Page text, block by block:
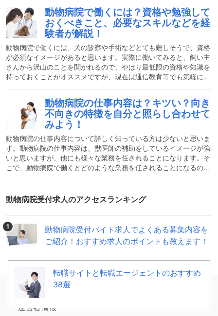
動物病院受付求人のアクセスランキング
1
動物病院受付バイト求人でよくある募集内容を
ご紹介！おすすめ求人のポイントも教えます！
物病院のアルバイトでは、どのような業務があるのかや、給料事
情、おすすめの求人ポイントなどを紹介していきます。ぜひ参考に
してみてください。動物病院バイトの仕事内容とは？動物病院のア
ルバイトの内容は受付や獣医師の補助が主な仕事になります。動物
病院アルバイトと書かれている場合でも受付の仕事を任されること
が
動物病院で働くには？資格や勉強して
おくべきこと、必要なスキルなどを経
験者が解説！
動物病院で働くには、犬の診察や手術などとても難しそうで、資格
が必須なイメージがあると思います。実際に働いてみると、飼い主
さんから沢山のことを聞かれるので、やはり最低限の資格や知識を
持っておくことがオススメですが、現在は通信教育等でも気軽に資
類のものを習得すればいいのでしょうか。今回は経験者の私が必要
だと感じた資格や知識を紹介します。動物病院の仕事ってどんな仕
事？動物病院の仕事は雑用が多く、主に掃除や獣医師の補助、受付
等が主な仕事になります。法律では、獣医師の資格を持っていない
人間が病気の断定をすることが禁止されています。その為、獣医師
動物病院の仕事内容は？キツい？向き
不向きの特徴を自分と照らし合わせて
みよう！
動物病院の仕事内容について詳しく知っている方は少ないと思いま
す。動物病院の仕事内容は、獣医師の補助をしているイメージが強
いと思いますが、他にも様々な業務を任されることになります。そ
こで、動物病院で働くとどのような業務を任されることになるのか
後までご覧いただけたらと思います。動物病院の大まかな仕事内容
動物病院では、診察以外にも動物のお世話や資料の作成等の仕事が
す。動物病院の仕事は大きく4個の役割に分けられる 受付業務受
付
転職サイトと転職エージェントのおすすめ
38選
運営者情報